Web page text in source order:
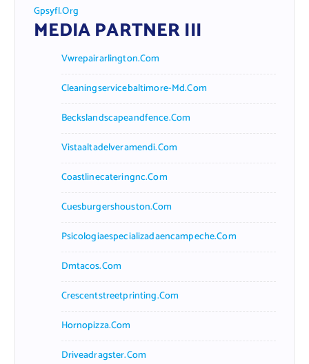
Gpsyfl.org
MEDIA PARTNER III
Vwrepairarlington.com
Cleaningservicebaltimore-Md.com
Beckslandscapeandfence.com
Vistaaltadelveramendi.com
Coastlinecateringnc.com
Cuesburgershouston.com
Psicologiaespecializadaencampeche.com
Dmtacos.com
Crescentstreetprinting.com
Hornopizza.com
Driveadragster.com